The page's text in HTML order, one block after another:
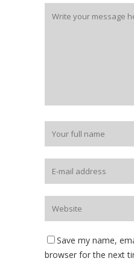
Save my name,
browser for the next